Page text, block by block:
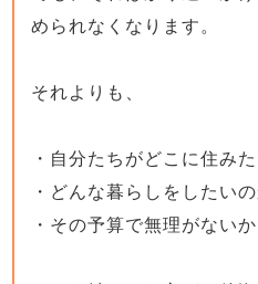
められなくなります。
それよりも、
・自分たちがどこに住み
・どんな暮らしをしたい
・その予算で無理がないか